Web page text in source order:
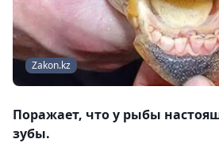
Zakon.kz
Поражает, что у рыбы
зубы.